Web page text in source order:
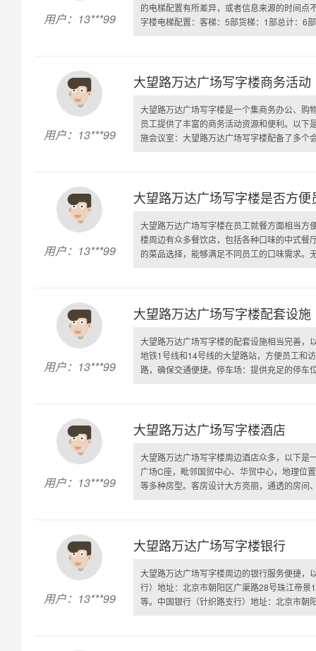
用户：13***99
的电梯配置有所差异，或者信息来源的时间
字楼电梯配置：客梯：5部货梯：1部总计：6
用户：13***99
大望路万达广场写字楼商务活动
大望路万达广场写字楼是一个集商务办公、购
员工提供了丰富的商务活动资源和便利。以下
施会议室：大望路万达广场写字楼配备了多个
用户：13***99
大望路万达广场写字楼是否方便
大望路万达广场写字楼在员工就餐方面相当方
楼周边有众多餐饮店，包括各种口味的中式餐
的菜品选择，能够满足不同员工的口味需求。
用户：13***99
大望路万达广场写字楼配套设施
大望路万达广场写字楼的配套设施相当完善，
地铁1号线和14号线的大望路站，方便员工和
路，确保交通便捷。停车场：提供充足的停车
用户：13***99
大望路万达广场写字楼酒店
大望路万达广场写字楼周边酒店众多，以下是
广场C座，毗邻国贸中心、华贸中心，地理位
等多种房型。客房设计大方亮丽，通透的房间
用户：13***99
大望路万达广场写字楼银行
大望路万达广场写字楼周边的银行服务便捷，
行）地址：北京市朝阳区广渠路28号珠江帝
等。中国银行（针织路支行）地址：北京市朝